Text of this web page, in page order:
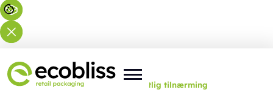
Du er her: Hjem > Helhetlig tilnærming